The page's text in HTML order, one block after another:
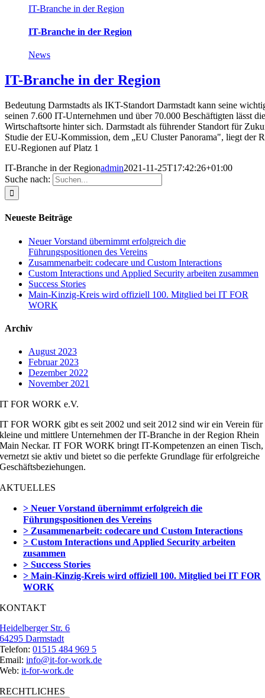
IT-Branche in der Region
IT-Branche in der Region
News
IT-Branche in der Region
Bedeutung Darmstadts als IKT-Standort Darmstadt kann seine
seinen 7.600 IT-Unternehmen und über 70.000 Beschäftigten lässt
Wirtschaftsorte hinter sich. Darmstadt als führender Standort für
Studie der EU-Kommission, dem „EU Cluster Panorama", liegt der
EU-Regionen auf Platz 1
IT-Branche in der Regionadmin2021-11-25T17:42:26+01:00
Suche nach:
Neueste Beiträge
Neuer Vorstand übernimmt erfolgreich die
Führungspositionen des Vereins
Zusammenarbeit: codecare und Custom Interactions
Custom Interactions und Applied Security arbeiten zusammen
Success Stories
Main-Kinzig-Kreis wird offiziell 100. Mitglied bei IT FOR
WORK
Archiv
August 2023
Februar 2023
Dezember 2022
November 2021
IT FOR WORK e.V.
IT FOR WORK gibt es seit 2002 und seit 2012 sind wir ein Verein für
kleine und mittlere Unternehmen der IT-Branche in der Region Rhein
Main Neckar. IT FOR WORK bringt IT-Kompetenzen an einen Tisch,
vernetzt sie aktiv und bietet so die perfekte Grundlage für erfolgreiche
Geschäftsbeziehungen.
AKTUELLES
> Neuer Vorstand übernimmt erfolgreich die
Führungspositionen des Vereins
> Zusammenarbeit: codecare und Custom Interactions
> Custom Interactions und Applied Security arbeiten
zusammen
> Success Stories
> Main-Kinzig-Kreis wird offiziell 100. Mitglied bei IT FOR
WORK
KONTAKT
Heidelberger Str. 6
64295 Darmstadt
Telefon:01515 484 969 5
Email:info@it-for-work.de
Web:it-for-work.de
RECHTLICHES